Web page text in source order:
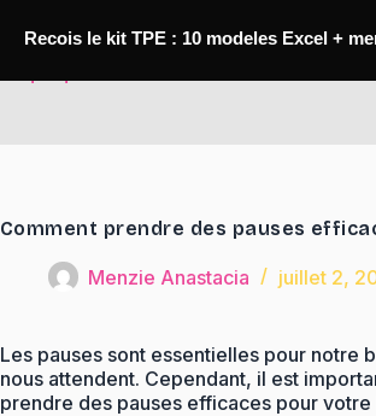
Comment prendre des pauses
Menzie Anastacia juillet 2,
Les pauses sont essentielles pour notre
nous attendent. Cependant, il est
prendre des pauses efficaces pour
Recois le kit TPE : 10 modeles Excel +